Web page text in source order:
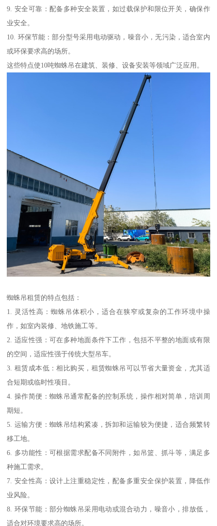
9. 安全可靠：配备多种安全装置，如过载保护和限位开关，确保作
业安全。
10. 环保节能：部分型号采用电动驱动，噪音小，无污染，适合室内
或环保要求高的场所。
这些特点使10吨蜘蛛吊在建筑、装修、设备安装等领域广泛应用。
蜘蛛吊租赁的特点包括：
1. 灵活性高：蜘蛛吊体积小，适合在狭窄或复杂的工作环境中操
作，如室内装修、地铁施工等。
2. 适应性强：可在多种地面条件下工作，包括不平整的地面或有限
的空间，适应性强于传统大型吊车。
3. 租赁成本低：相比购买，租赁蜘蛛吊可以节省大量资金，尤其适
合短期或临时性项目。
4. 操作简便：蜘蛛吊通常配备的控制系统，操作相对简单，培训周
期短。
5. 运输方便：蜘蛛吊结构紧凑，拆卸和运输较为便捷，适合频繁转
移工地。
6. 多功能性：可根据需求配备不同附件，如吊篮、抓斗等，满足多
种施工需求。
7. 安全性高：设计上注重稳定性，配备多重安全保护装置，降低作
业风险。
8. 环保节能：部分蜘蛛吊采用电动或混合动力，噪音小，排放低，
适合对环境要求高的场所。